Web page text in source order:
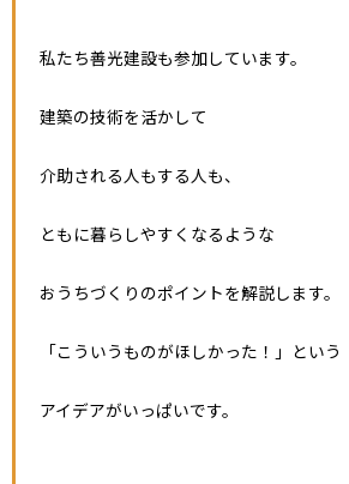
私たち善光建設も参加しています。
建築の技術を活かして
介助される人もする人も、
ともに暮らしやすくなるような
おうちづくりのポイントを解説します。
「こういうものがほしかった！」という
アイデアがいっぱいです。